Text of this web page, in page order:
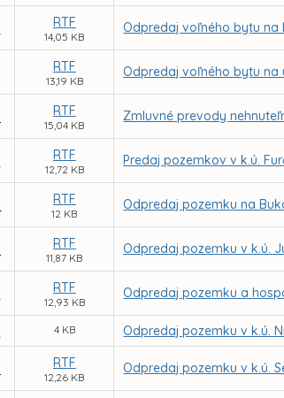
RTF
14,05 KB
Odpredaj voľného bytu na
RTF
13,19 KB
Odpredaj voľného bytu na
RTF
15,04 KB
Zmluvné prevody
RTF
12,72 KB
Predaj pozemkov v k.ú.
RTF
12 KB
Odpredaj pozemku na
RTF
11,87 KB
Odpredaj pozemku v k.ú.
RTF
12,93 KB
Odpredaj pozemku a
4 KB Odpredaj pozemku v k.ú.
RTF
12,26 KB
Odpredaj pozemku v k.ú.